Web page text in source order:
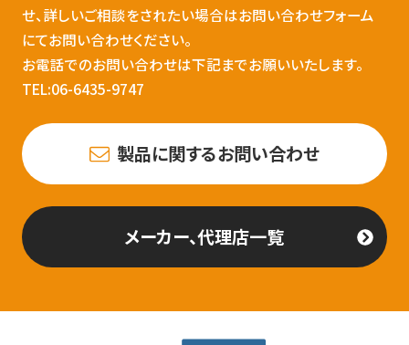
せ、詳しいご相談をされたい場合はお問い合わせフォーム
にてお問い合わせください。
お電話でのお問い合わせは下記までお願いいたします。
TEL:06-6435-9747
製品に関するお問い合わせ
メーカー、代理店一覧